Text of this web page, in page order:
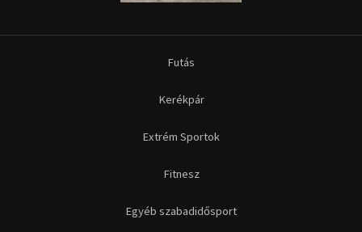
Futás
Kerékpár
Extrém Sportok
Fitnesz
Egyéb szabadidősport